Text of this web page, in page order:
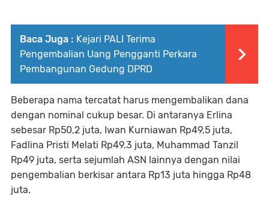
Baca Juga : Kejari PALI Terima
Pengembalian Uang Pengganti Perkara
Pembangunan Gedung DPRD
Beberapa nama tercatat harus mengembalikan dana
dengan nominal cukup besar. Di antaranya Erlina
sebesar Rp50,2 juta, Iwan Kurniawan Rp49,5 juta,
Fadlina Pristi Melati Rp49,3 juta, Muhammad Tanzil
Rp49 juta, serta sejumlah ASN lainnya dengan nilai
pengembalian berkisar antara Rp13 juta hingga Rp48
juta.